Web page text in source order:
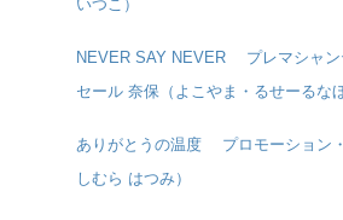
いつこ）
NEVER SAY NEVER プレマシャ
セール 奈保（よこやま・るせーるなほ
ありがとうの温度 プロモーション
しむら はつみ）